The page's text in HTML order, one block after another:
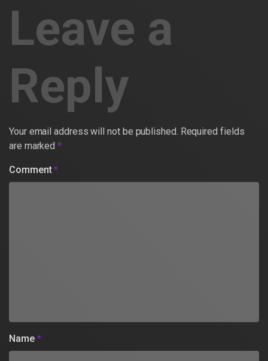
Leave a
Reply
Your email address will not be published. Required fields
are marked*
Comment*
Name *